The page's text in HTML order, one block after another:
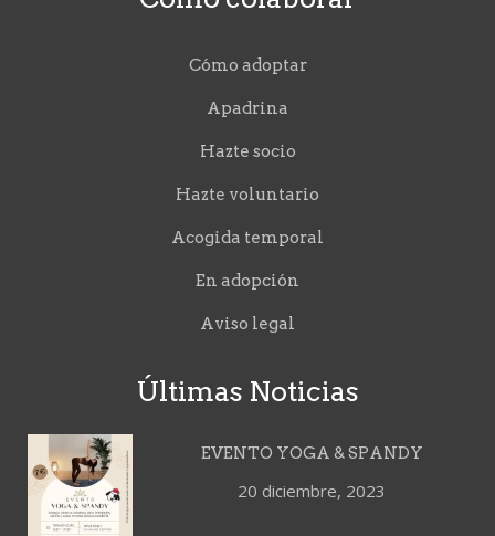
Cómo adoptar
Apadrina
Hazte socio
Hazte voluntario
Acogida temporal
En adopción
Aviso legal
Últimas Noticias
EVENTO YOGA & SPANDY
20 diciembre, 2023